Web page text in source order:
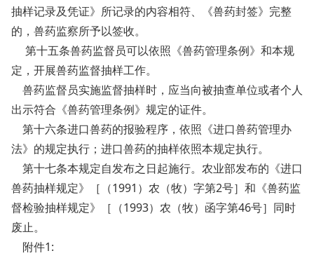
抽样记录及凭证》所记录的内容相符、《兽药封签》完整
的，兽药监察所予以签收。
第十五条兽药监督员可以依照《兽药管理条例》和本规
定，开展兽药监督抽样工作。
兽药监督员实施监督抽样时，应当向被抽查单位或者个人
出示符合《兽药管理条例》规定的证件。
第十六条进口兽药的报验程序，依照《进口兽药管理办
法》的规定执行；进口兽药的抽样依照本规定执行。
第十七条本规定自发布之日起施行。农业部发布的《进口
兽药抽样规定》［（1991）农（牧）字第2号］和《兽药监
督检验抽样规定》［（1993）农（牧）函字第46号］同时
废止。
附件1: